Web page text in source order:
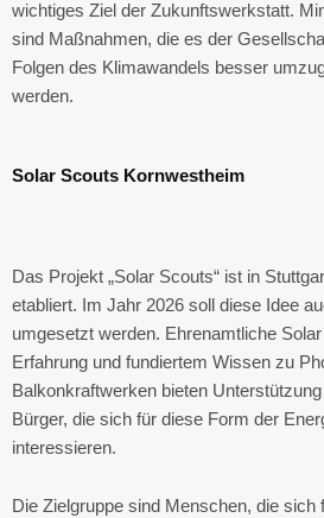
wichtiges Ziel der Zukunftswerkstatt.
sind Maßnahmen, die es der
Folgen des Klimawandels besser
werden.
Solar Scouts Kornwestheim
Das Projekt „Solar Scouts“ ist in
etabliert. Im Jahr 2026 soll diese Idee
umgesetzt werden. Ehrenamtliche
Erfahrung und fundiertem Wissen zu
Balkonkraftwerken bieten
Bürger, die sich für diese Form der
interessieren.
Die Zielgruppe sind Menschen, die sich